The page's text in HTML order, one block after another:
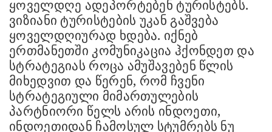
ყოველდღე ადეპორტებენ ტურისტებს.
ვიზიანი ტურისტების უკან გაშვება
ყოველდღიურად ხდება. იქნებ
ერთმანეთში კომუნიკაცია ჰქონდეთ და
სტრატეგიას როცა ამუშავებენ წლის
მიხედვით და წერენ, რომ ჩვენი
სტრატეგიული მიმართულების
პარტნიორი წელს არის ინდოეთი,
ინდოეთიდან ჩამოსულ სტუმრებს ნუ